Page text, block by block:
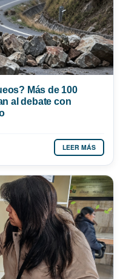
Más de 100
al debate con
LEER MÁS